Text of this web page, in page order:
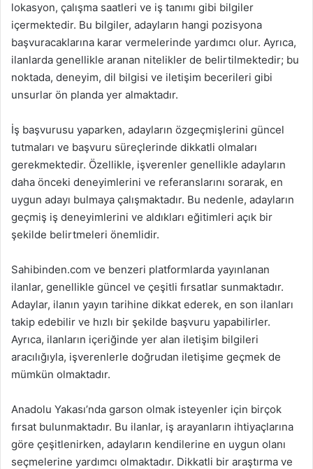
lokasyon, çalışma saatleri ve iş tanımı gibi bilgiler
içermektedir. Bu bilgiler, adayların hangi pozisyona
başvuracaklarına karar vermelerinde yardımcı olur. Ayrıca,
ilanlarda genellikle aranan nitelikler de belirtilmektedir; bu
noktada, deneyim, dil bilgisi ve iletişim becerileri gibi
unsurlar ön planda yer almaktadır.
İş başvurusu yaparken, adayların özgeçmişlerini güncel
tutmaları ve başvuru süreçlerinde dikkatli olmaları
gerekmektedir. Özellikle, işverenler genellikle adayların
daha önceki deneyimlerini ve referanslarını sorarak, en
uygun adayı bulmaya çalışmaktadır. Bu nedenle, adayların
geçmiş iş deneyimlerini ve aldıkları eğitimleri açık bir
şekilde belirtmeleri önemlidir.
Sahibinden.com ve benzeri platformlarda yayınlanan
ilanlar, genellikle güncel ve çeşitli fırsatlar sunmaktadır.
Adaylar, ilanın yayın tarihine dikkat ederek, en son ilanları
takip edebilir ve hızlı bir şekilde başvuru yapabilirler.
Ayrıca, ilanların içeriğinde yer alan iletişim bilgileri
aracılığıyla, işverenlerle doğrudan iletişime geçmek de
mümkün olmaktadır.
Anadolu Yakası’nda garson olmak isteyenler için birçok
fırsat bulunmaktadır. Bu ilanlar, iş arayanların ihtiyaçlarına
göre çeşitlenirken, adayların kendilerine en uygun olanı
seçmelerine yardımcı olmaktadır. Dikkatli bir araştırma ve